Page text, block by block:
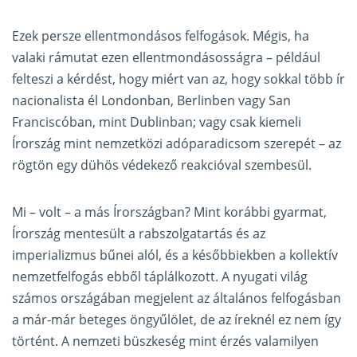
Ezek persze ellentmondásos felfogások. Mégis, ha
valaki rámutat ezen ellentmondásosságra – például
felteszi a kérdést, hogy miért van az, hogy sokkal több ír
nacionalista él Londonban, Berlinben vagy San
Franciscóban, mint Dublinban; vagy csak kiemeli
Írország mint nemzetközi adóparadicsom szerepét – az
rögtön egy dühös védekező reakcióval szembesül.
Mi – volt – a más Írországban? Mint korábbi gyarmat,
Írország mentesült a rabszolgatartás és az
imperializmus bűnei alól, és a későbbiekben a kollektív
nemzetfelfogás ebből táplálkozott. A nyugati világ
számos országában megjelent az általános felfogásban
a már-már beteges öngyűlölet, de az íreknél ez nem így
történt. A nemzeti büszkeség mint érzés valamilyen